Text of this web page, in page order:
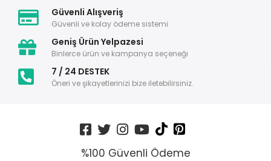
Güvenli Alışveriş
Güvenli ve kolay ödeme sistemi
Geniş Ürün Yelpazesi
Binlerce ürün ve kampanya seçeneği
7 / 24 DESTEK
Öneri ve şikayetlerinizi bize iletebilirsiniz.
%100 Güvenli Ödeme